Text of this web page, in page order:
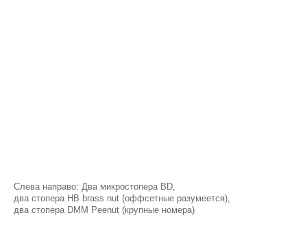
Слева направо: Два микростопера BD,
два стопера HB brass nut (оффсетные разумеется),
два стопера DMM Peenut (крупные номера)